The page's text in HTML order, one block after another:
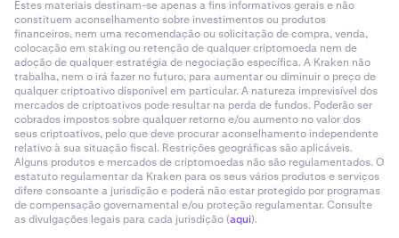
Estes materiais destinam-se apenas a fins informativos gerais e não
constituem aconselhamento sobre investimentos ou produtos
financeiros, nem uma recomendação ou solicitação de compra, venda,
colocação em staking ou retenção de qualquer criptomoeda nem de
adoção de qualquer estratégia de negociação específica. A Kraken não
trabalha, nem o irá fazer no futuro, para aumentar ou diminuir o preço de
qualquer criptoativo disponível em particular. A natureza imprevisível dos
mercados de criptoativos pode resultar na perda de fundos. Poderão ser
cobrados impostos sobre qualquer retorno e/ou aumento no valor dos
seus criptoativos, pelo que deve procurar aconselhamento independente
relativo à sua situação fiscal. Restrições geográficas são aplicáveis.
Alguns produtos e mercados de criptomoedas não são regulamentados. O
estatuto regulamentar da Kraken para os seus vários produtos e serviços
difere consoante a jurisdição e poderá não estar protegido por programas
de compensação governamental e/ou proteção regulamentar. Consulte
as divulgações legais para cada jurisdição (aqui).